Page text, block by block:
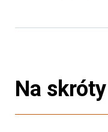
Na skróty